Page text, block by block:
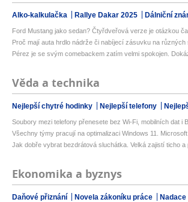
Alko-kalkulačka Rallye Dakar 2025 Dálniční
Ford Mustang jako sedan? Čtyřdveřová verze je otázkou
Proč mají auta hrdlo nádrže či nabíjecí zásuvku na různých
Pérez je se svým comebackem zatím velmi spokojen.
Věda a technika
Nejlepší chytré hodinky Nejlepší telefony
Soubory mezi telefony přenesete bez Wi-Fi, mobilních dat i
Všechny týmy pracují na optimalizaci Windows 11. Microsoft
Jak dobře vybrat bezdrátová sluchátka. Velká zajistí ticho a
Ekonomika a byznys
Daňové přiznání Novela zákoníku práce Nadace